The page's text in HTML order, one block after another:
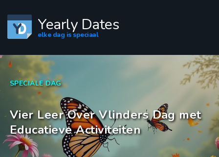
Yearly Dates
elke dag is speciaal
SPECIALE DAG
Vier Leer Over Vlinders Dag met
Educatieve Activiteiten